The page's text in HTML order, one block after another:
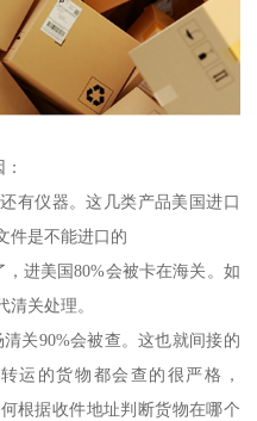
有仪器。这几类产品美国进口
件是不能进口的
进美国80%会被卡在海关。如
关处理。
关90%会被查。这也就间接的
运的货物都会查的很严格，
根据收件地址判断货物在哪个